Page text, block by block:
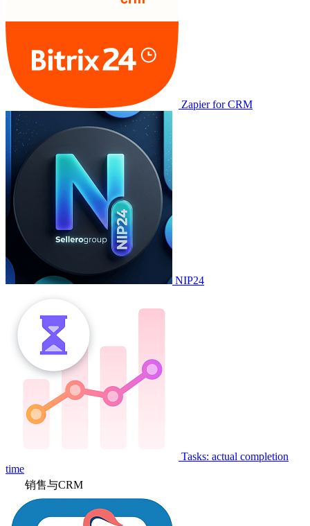
Zapier for CRM
NIP24
Tasks: actual completion
time
销售与CRM